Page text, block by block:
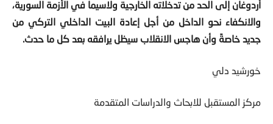
أردوغان إلى الحد من تدخلاته الخارجية ولاسيما في الأزمة السورية،
والانكفاء نحو الداخل من أجل إعادة البيت الداخلي التركي من
جديد خاصةً وأن هاجس الانقلاب سيظل يرافقه بعد كل ما حدث.
خورشيد دلي
مركز المستقبل للابحاث والدراسات المتقدمة